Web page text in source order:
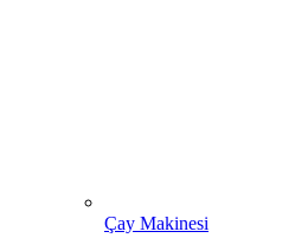
Çay Makinesi